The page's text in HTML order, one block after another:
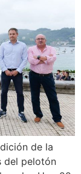
de la
del pelotón